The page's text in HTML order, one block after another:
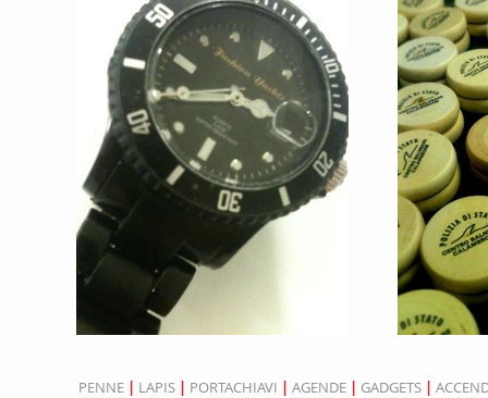
PENNE | LAPIS | PORTACHIAVI | AGENDE | GADGETS |